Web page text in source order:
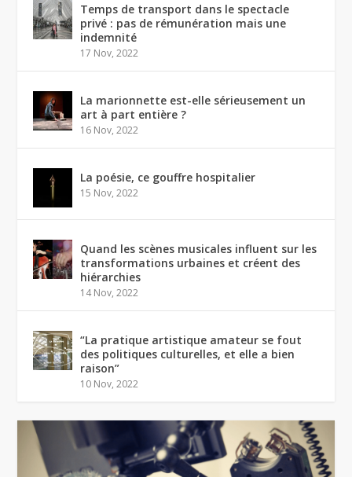
Temps de transport dans le spectacle
privé : pas de rémunération mais une
indemnité
17 Nov, 2022
La marionnette est-elle sérieusement un
art à part entière ?
16 Nov, 2022
La poésie, ce gouffre hospitalier
15 Nov, 2022
Quand les scènes musicales influent sur les
transformations urbaines et créent des
hiérarchies
14 Nov, 2022
“La pratique artistique amateur se fout
des politiques culturelles, et elle a bien
raison”
10 Nov, 2022